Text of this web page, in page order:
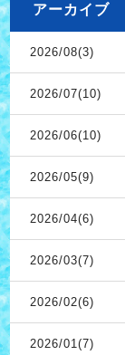
アーカイブ
2026/08(3)
2026/07(10)
2026/06(10)
2026/05(9)
2026/04(6)
2026/03(7)
2026/02(6)
2026/01(7)